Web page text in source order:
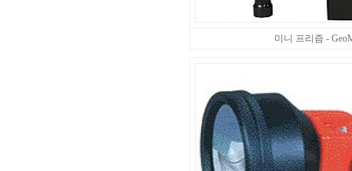
미니 프리즘 -